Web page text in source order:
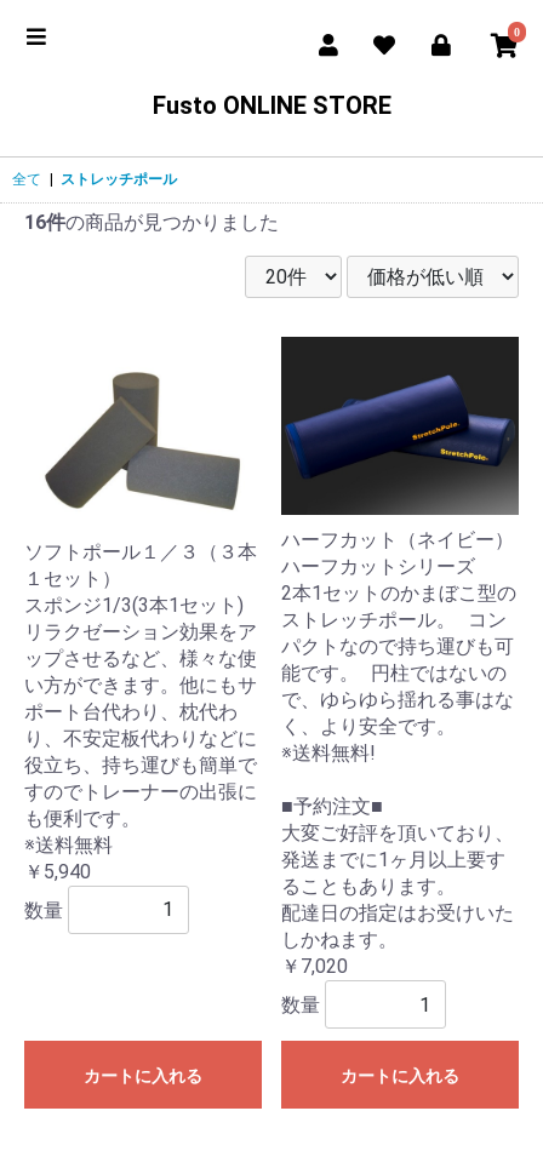
0
Fusto ONLINE STORE
全て ストレッチポール
16件の商品が見つかりました
ソフトポール１／３（３本
１セット）
スポンジ1/3(3本1セット)
リラクゼーション効果をア
ップさせるなど、様々な使
い方ができます。他にもサ
ポート台代わり、枕代わ
り、不安定板代わりなどに
役立ち、持ち運びも簡単で
すのでトレーナーの出張に
も便利です。
※送料無料
￥5,940
数量
カートに入れる
ハーフカット（ネイビー）
ハーフカットシリーズ
2本1セットのかまぼこ型の
ストレッチポール。 コン
パクトなので持ち運びも可
能です。 円柱ではないの
で、ゆらゆら揺れる事はな
く、より安全です。
※送料無料!
■予約注文■
大変ご好評を頂いており、
発送までに1ヶ月以上要す
ることもあります。
配達日の指定はお受けいた
しかねます。
￥7,020
数量
カートに入れる